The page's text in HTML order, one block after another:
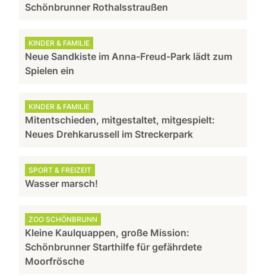
Schönbrunner Rothalsstraußen
KINDER & FAMILIE
Neue Sandkiste im Anna-Freud-Park lädt zum
Spielen ein
KINDER & FAMILIE
Mitentschieden, mitgestaltet, mitgespielt:
Neues Drehkarussell im Streckerpark
SPORT & FREIZEIT
Wasser marsch!
ZOO SCHÖNBRUNN
Kleine Kaulquappen, große Mission:
Schönbrunner Starthilfe für gefährdete
Moorfrösche